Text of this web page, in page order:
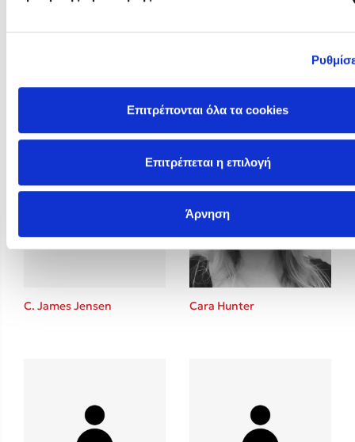
Επιτρέπονται όλα τα cookies
Επιτρέπεται η επιλογή
Άρνηση
Brigitte Giraud BTS
C. James Jensen Cara Hunter